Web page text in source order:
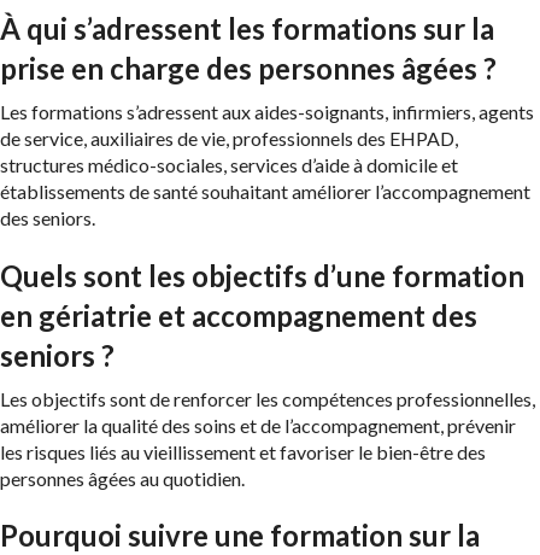
À qui s’adressent les formations sur la
prise en charge des personnes âgées ?
Les formations s’adressent aux aides-soignants, infirmiers, agents
de service, auxiliaires de vie, professionnels des EHPAD,
structures médico-sociales, services d’aide à domicile et
établissements de santé souhaitant améliorer l’accompagnement
des seniors.
Quels sont les objectifs d’une formation
en gériatrie et accompagnement des
seniors ?
Les objectifs sont de renforcer les compétences professionnelles,
améliorer la qualité des soins et de l’accompagnement, prévenir
les risques liés au vieillissement et favoriser le bien-être des
personnes âgées au quotidien.
Pourquoi suivre une formation sur la